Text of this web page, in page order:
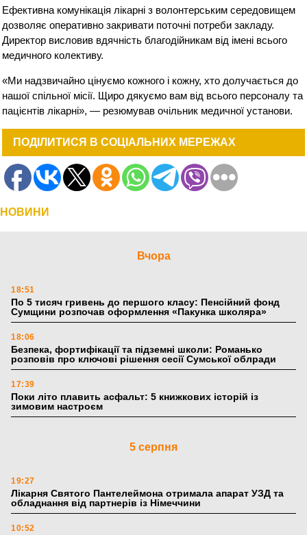
Ефективна комунікація лікарні з волонтерським середовищем
дозволяє оперативно закривати поточні потреби закладу.
Директор висловив вдячність благодійникам від імені всього
медичного колективу.
«Ми надзвичайно цінуємо кожного і кожну, хто долучається до
нашої спільної місії. Щиро дякуємо вам від всього персоналу та
пацієнтів лікарні», — резюмував очільник медичної установи.
ПОДІЛИТИСЯ В СОЦІАЛЬНИХ МЕРЕЖАХ
НОВИНИ
Вчора
18:51
По 5 тисяч гривень до першого класу: Пенсійний фонд
Сумщини розпочав оформлення «Пакунка школяра»
18:06
Безпека, фортифікації та підземні школи: Романько
розповів про ключові рішення сесії Сумської облради
17:39
Поки літо плавить асфальт: 5 книжкових історій із
зимовим настроєм
5 серпня
19:27
Лікарня Святого Пантелеймона отримала апарат УЗД та
обладнання від партнерів із Німеччини
10:52